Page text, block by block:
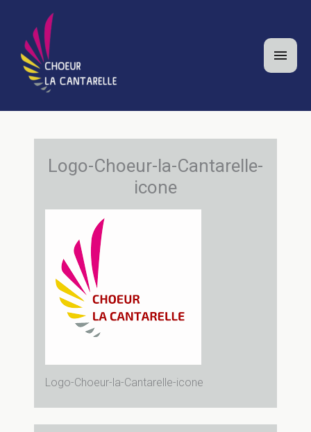
contenu
Logo-Choeur-la-Cantarelle-
icone
Logo-Choeur-la-Cantarelle-icone